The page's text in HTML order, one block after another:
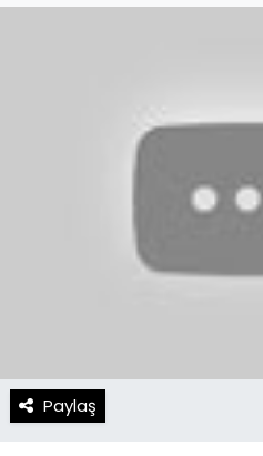
Paylaş
Gizlilik Sözleşmesi